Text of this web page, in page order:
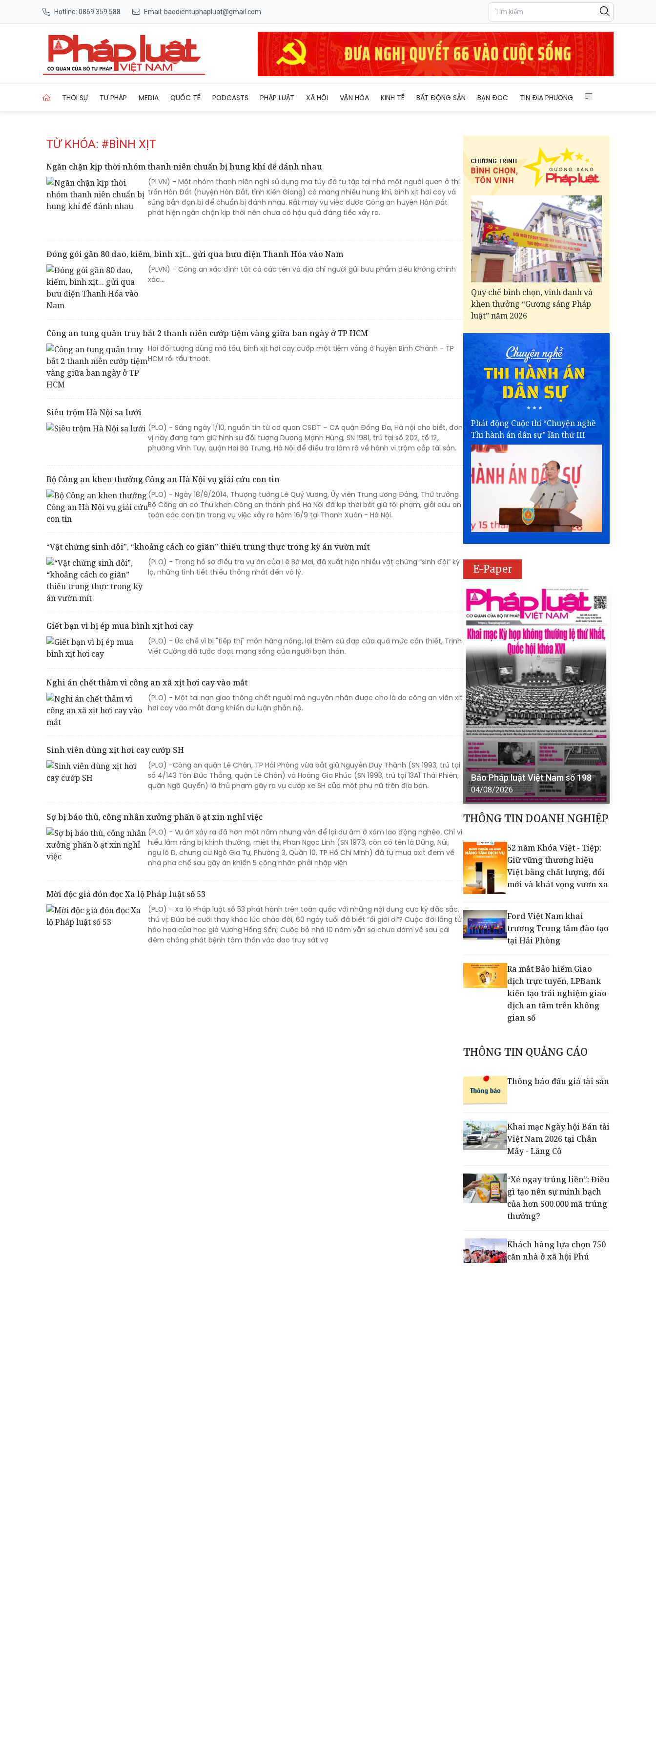
Hotline: 0869 359 588 Email: baodientuphapluat@gmail.com
THỜI SỰ TƯ PHÁP MEDIA QUỐC TẾ PODCASTS PHÁP LUẬT XÃ HỘI VĂN HÓA KINH TẾ BẤT ĐỘNG SẢN BẠN ĐỌC TIN ĐỊA PHƯƠNG
TỪ KHÓA: #BÌNH XỊT
Ngăn chặn kịp thời nhóm thanh niên chuẩn bị hung khí để đánh nhau
(PLVN) - Một nhóm thanh niên nghi sử dụng ma túy đã tụ tập tại nhà một người quen ở thị
trấn Hòn Đất (huyện Hòn Đất, tỉnh Kiên Giang) có mang nhiều hung khí, bình xịt hơi cay và
súng bắn đạn bi để chuẩn bị đánh nhau. Rất may vụ việc được Công an huyện Hòn Đất
phát hiện ngăn chặn kịp thời nên chưa có hậu quả đáng tiếc xảy ra.
Đóng gói gần 80 dao, kiếm, bình xịt... gửi qua bưu điện Thanh Hóa vào Nam
(PLVN) - Công an xác định tất cả các tên và địa chỉ người gửi bưu phẩm đều không chính
xác...
Công an tung quân truy bắt 2 thanh niên cướp tiệm vàng giữa ban ngày ở TP HCM
Hai đối tượng dùng mã tấu, bình xịt hơi cay cướp một tiệm vàng ở huyện Bình Chánh - TP
HCM rồi tẩu thoát.
Siêu trộm Hà Nội sa lưới
(PLO) - Sáng ngày 1/10, nguồn tin từ cơ quan CSĐT – CA quận Đống Đa, Hà nội cho biết, đơn
vị này đang tạm giữ hình sự đối tượng Dương Mạnh Hùng, SN 1981, trú tại số 202, tổ 12,
phường Vĩnh Tuy, quận Hai Bà Trưng, Hà Nội để điều tra làm rõ về hành vi trộm cắp tài sản.
Bộ Công an khen thưởng Công an Hà Nội vụ giải cứu con tin
(PLO) - Ngày 18/9/2014, Thượng tướng Lê Quý Vương, Ủy viên Trung ương Đảng, Thứ trưởng
Bộ Công an có Thư khen Công an thành phố Hà Nội đã kịp thời bắt giữ tội phạm, giải cứu an
toàn các con tin trong vụ việc xảy ra hôm 16/9 tại Thanh Xuân - Hà Nội.
“Vật chứng sinh đôi”, “khoảng cách co giãn” thiếu trung thực trong kỳ án vườn mít
(PLO) - Trong hồ sơ điều tra vụ án của Lê Bá Mai, đã xuất hiện nhiều vật chứng “sinh đôi” kỳ
lạ, những tình tiết thiếu thống nhất đến vô lý.
Giết bạn vì bị ép mua bình xịt hơi cay
(PLO) - Ức chế vì bị "tiếp thị" món hàng nóng, lại thêm cú đạp cửa quá mức cần thiết, Trịnh
Viết Cường đã tước đoạt mạng sống của người bạn thân.
Nghi án chết thảm vì công an xã xịt hơi cay vào mắt
(PLO) - Một tai nạn giao thông chết người mà nguyên nhân được cho là do công an viên xịt
hơi cay vào mắt đang khiến dư luận phẫn nộ.
Sinh viên dùng xịt hơi cay cướp SH
(PLO) -Công an quận Lê Chân, TP Hải Phòng vừa bắt giữ Nguyễn Duy Thành (SN 1993, trú tại
số 4/143 Tôn Đức Thắng, quận Lê Chân) và Hoàng Gia Phúc (SN 1993, trú tại 13A1 Thái Phiên,
quận Ngô Quyền) là thủ phạm gây ra vụ cướp xe SH của một phụ nữ trên địa bàn.
Sợ bị báo thù, công nhân xưởng phấn ồ ạt xin nghỉ việc
(PLO) - Vụ án xảy ra đã hơn một năm nhưng vẫn để lại dư âm ở xóm lao động nghèo. Chỉ vì
hiểu lầm rằng bị khinh thường, miệt thị, Phan Ngọc Linh (SN 1973, còn có tên là Dũng, Núi,
ngụ lô D, chung cư Ngô Gia Tự, Phường 3, Quận 10, TP Hồ Chí Minh) đã tự mua axit đem về
nhà pha chế sau gây án khiến 5 công nhân phải nhập viện
Mời độc giả đón đọc Xa lộ Pháp luật số 53
(PLO) - Xa lộ Pháp luật số 53 phát hành trên toàn quốc với những nội dung cực kỳ đặc sắc,
thú vị: Đứa bé cười thay khóc lúc chào đời, 60 ngày tuổi đã biết “ối giời ơi”? Cuộc đời lãng tử
hào hoa của học giả Vương Hồng Sển; Cuộc bỏ nhà 10 năm vẫn sợ chưa dám về sau cái
đêm chồng phát bệnh tâm thần vác dao truy sát vợ
Quy chế bình chọn, vinh danh và
khen thưởng “Gương sáng Pháp
luật” năm 2026
Phát động Cuộc thi “Chuyện nghề
Thi hành án dân sự” lần thứ III
E-Paper
Báo Pháp luật Việt Nam số 198
04/08/2026
THÔNG TIN DOANH NGHIỆP
52 năm Khóa Việt - Tiệp:
Giữ vững thương hiệu
Việt bằng chất lượng, đổi
mới và khát vọng vươn xa
Ford Việt Nam khai
trương Trung tâm đào tạo
tại Hải Phòng
Ra mắt Bảo hiểm Giao
dịch trực tuyến, LPBank
kiến tạo trải nghiệm giao
dịch an tâm trên không
gian số
Dấu mốc khẳng định năng
lực vận hành và thích ứng
toán thưởng vượt kế
hoạch
lập nghiệp của người trẻ
toàn cầu
THÔNG TIN QUẢNG CÁO
Thông báo đấu giá tài sản
Khai mạc Ngày hội Bán tải
Việt Nam 2026 tại Chân
Mây - Lăng Cô
“Xé ngay trúng liền”: Điều
gì tạo nên sự minh bạch
của hơn 500.000 mã trúng
thưởng?
Khách hàng lựa chọn 750
căn nhà ở xã hội Phú